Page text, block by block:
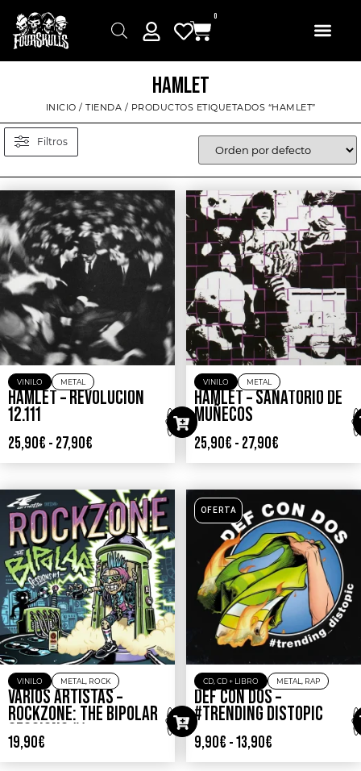
0
HAMLET
INICIO / TIENDA / PRODUCTOS ETIQUETADOS “HAMLET”
Filtros
VINILO METAL
HAMLET – REVOLUCIÓN
12.111
25,90€ - 27,90€
VINILO METAL
HAMLET – SANATORIO DE
MUÑECOS
25,90€ - 27,90€
VINILO METAL , ROCK
VARIOS ARTISTAS –
ROCKZONE: THE BIPOLAR
SESSIONS #1
19,90€
OFERTA
CD, CD + LIBRO METAL , RAP
DEF CON DOS –
#TRENDING DISTOPIC
9,90€ - 13,90€